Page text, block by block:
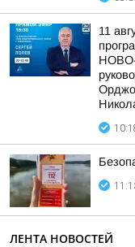
11
НОВО-
ЛЕНТА НОВОСТЕЙ